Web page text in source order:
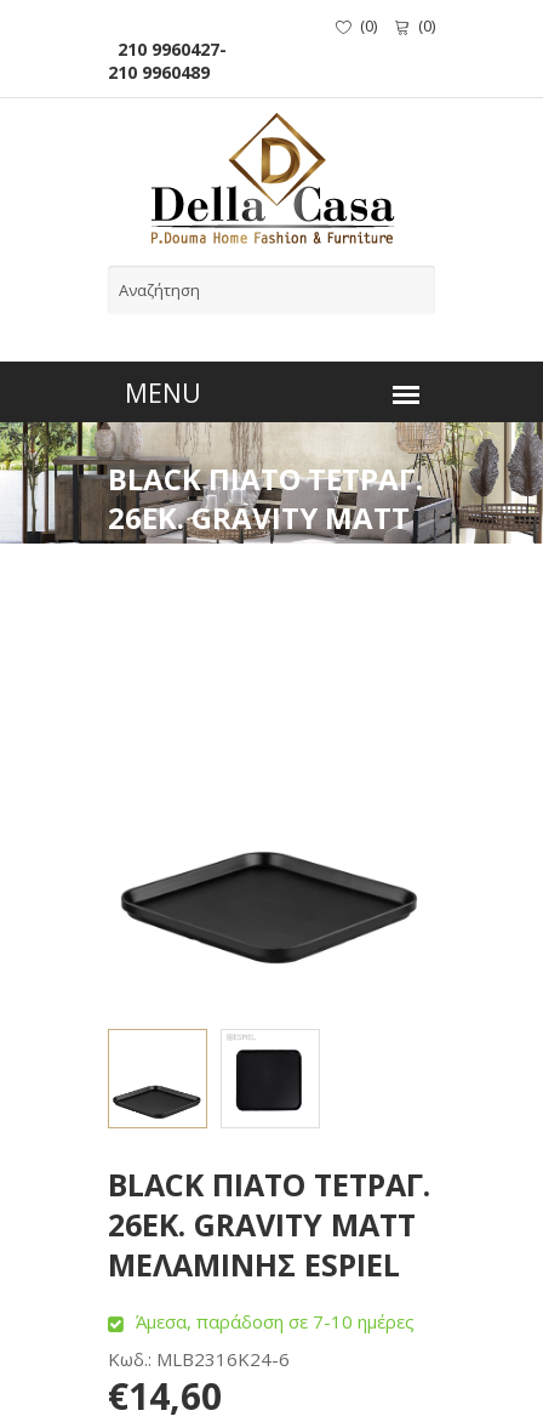
210 9960427-
210 9960489
(0) (0)
BLACK ΠΙΑΤΟ ΤΕΤΡΑΓ.
26ΕΚ. GRAVITY MATT
ΜΕΛΑΜΙΝΗΣ
BLACK ΠΙΑΤΟ ΤΕΤΡΑΓ.
26ΕΚ. GRAVITY MATT
ΜΕΛΑΜΙΝΗΣ ESPIEL
Άμεσα, παράδοση σε 7-10 ημέρες
Κωδ.: MLB2316K24-6
€14,60